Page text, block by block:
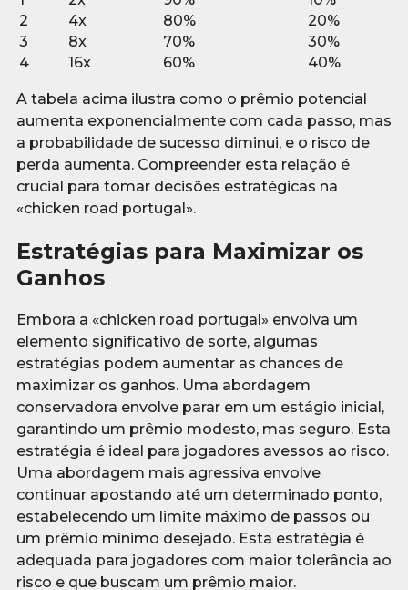
2
4x 80%
20%
3
8x 70%
30%
4
16x 60% 40%
A tabela acima ilustra como o prêmio potencial
aumenta exponencialmente com cada passo, mas
a probabilidade de sucesso diminui, e o risco de
perda aumenta. Compreender esta relação é
crucial para tomar decisões estratégicas na
«chicken road portugal».
Estratégias para Maximizar os
Ganhos
Embora a «chicken road portugal» envolva um
elemento significativo de sorte, algumas
estratégias podem aumentar as chances de
maximizar os ganhos. Uma abordagem
conservadora envolve parar em um estágio inicial,
garantindo um prêmio modesto, mas seguro. Esta
estratégia é ideal para jogadores avessos ao risco.
Uma abordagem mais agressiva envolve
continuar apostando até um determinado ponto,
estabelecendo um limite máximo de passos ou
um prêmio mínimo desejado. Esta estratégia é
adequada para jogadores com maior tolerância ao
risco e que buscam um prêmio maior.